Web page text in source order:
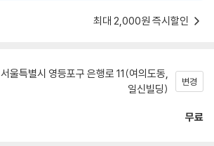
최대 2,000원 즉시할인
서울특별시 영등포구 은행로 11(여의도동,
일신빌딩)
변경
무료